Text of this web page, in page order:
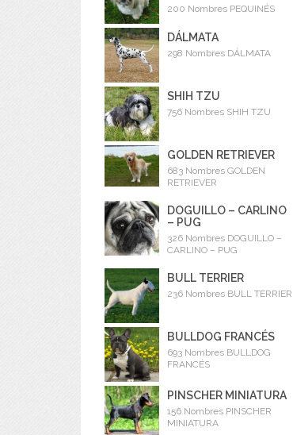
200 Nombres PEQUINÉS
DÁLMATA
298 Nombres DÁLMATA
SHIH TZU
756 Nombres SHIH TZU
GOLDEN RETRIEVER
683 Nombres GOLDEN
RETRIEVER
DOGUILLO – CARLINO
– PUG
326 Nombres DOGUILLO –
CARLINO – PUG
BULL TERRIER
236 Nombres BULL TERRIER
BULLDOG FRANCÉS
693 Nombres BULLDOG
FRANCÉS
PINSCHER MINIATURA
156 Nombres PINSCHER
MINIATURA